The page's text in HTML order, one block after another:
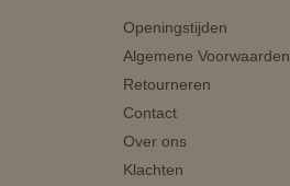
Openingstijden
Algemene Voorwaarden
Retourneren
Contact
Over ons
Klachten